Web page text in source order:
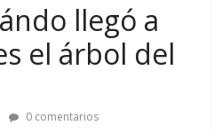
llegó a
el árbol del
0 comentarios